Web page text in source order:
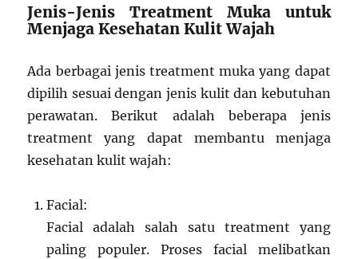
Jenis-Jenis Treatment Muka untuk
Menjaga Kesehatan Kulit Wajah
Ada berbagai jenis treatment muka yang dapat
dipilih sesuai dengan jenis kulit dan kebutuhan
perawatan. Berikut adalah beberapa jenis
treatment yang dapat membantu menjaga
kesehatan kulit wajah:
Facial:
Facial adalah salah satu treatment yang
paling populer. Proses facial melibatkan